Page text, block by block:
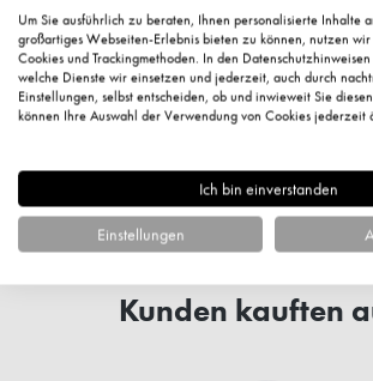
Kundenbewertungen
Kunden kauften
Um Sie ausführlich zu beraten, Ihnen personalisierte Inhalte
großartiges Webseiten-Erlebnis bieten zu können, nutzen
Cookies und Trackingmethoden. In den
welche Dienste wir einsetzen und jederzeit, auch durch
Einstellungen, selbst entscheiden, ob und inwieweit Sie
können Ihre Auswahl der Verwendung von Cookies jederzeit
Ich bin einverstanden
Einstellungen